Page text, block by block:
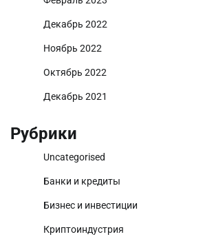
Декабрь 2022
Ноябрь 2022
Октябрь 2022
Декабрь 2021
Рубрики
Uncategorised
Банки и кредиты
Бизнес и инвестиции
Криптоиндустрия